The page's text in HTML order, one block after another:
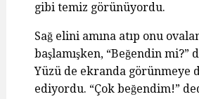
gibi temiz görünüyordu.
Sağ elini amına atıp onu
başlamışken, “Beğendin mi?”
Yüzü de ekranda görünmeye
ediyordu. “Çok beğendim!”